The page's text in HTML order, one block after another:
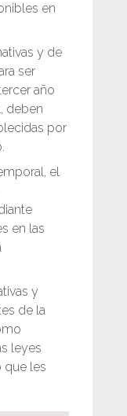
en
y de
ser
año
deben
por
el
en las
y
de la
leyes
que les